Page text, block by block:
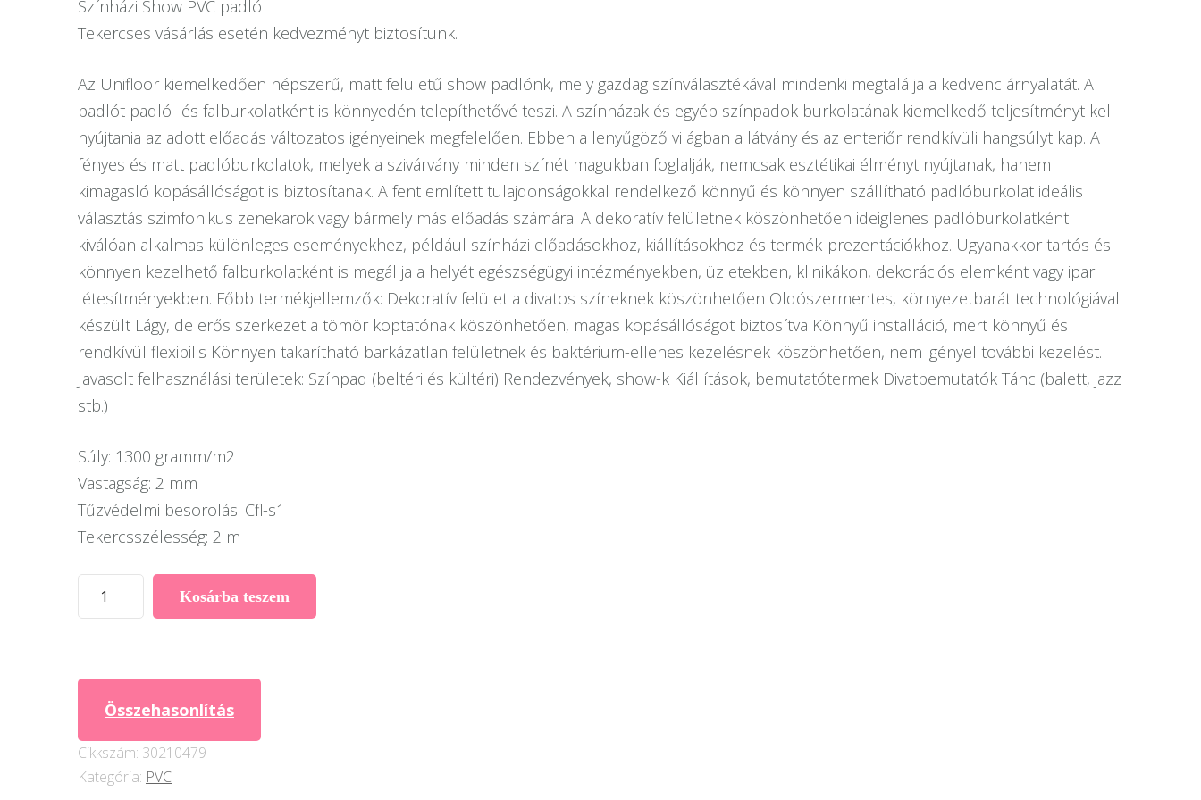
Színházi Show PVC padló
Tekercses vásárlás esetén kedvezményt biztosítunk.
Az Unifloor kiemelkedően népszerű, matt felületű show padlónk, mely gazdag színválasztékával mindenki megtalálja a kedvenc árnyalatát. A
padlót padló- és falburkolatként is könnyedén telepíthetővé teszi. A színházak és egyéb színpadok burkolatának kiemelkedő teljesítményt kell
nyújtania az adott előadás változatos igényeinek megfelelően. Ebben a lenyűgöző világban a látvány és az enteriőr rendkívüli hangsúlyt kap. A
fényes és matt padlóburkolatok, melyek a szivárvány minden színét magukban foglalják, nemcsak esztétikai élményt nyújtanak, hanem
kimagasló kopásállóságot is biztosítanak. A fent említett tulajdonságokkal rendelkező könnyű és könnyen szállítható padlóburkolat ideális
választás szimfonikus zenekarok vagy bármely más előadás számára. A dekoratív felületnek köszönhetően ideiglenes padlóburkolatként
kiválóan alkalmas különleges eseményekhez, például színházi előadásokhoz, kiállításokhoz és termék-prezentációkhoz. Ugyanakkor tartós és
könnyen kezelhető falburkolatként is megállja a helyét egészségügyi intézményekben, üzletekben, klinikákon, dekorációs elemként vagy ipari
létesítményekben. Főbb termékjellemzők: Dekoratív felület a divatos színeknek köszönhetően Oldószermentes, környezetbarát technológiával
készült Lágy, de erős szerkezet a tömör koptatónak köszönhetően, magas kopásállóságot biztosítva Könnyű installáció, mert könnyű és
rendkívül flexibilis Könnyen takarítható barkázatlan felületnek és baktérium-ellenes kezelésnek köszönhetően, nem igényel további kezelést.
Javasolt felhasználási területek: Színpad (beltéri és kültéri) Rendezvények, show-k Kiállítások, bemutatótermek Divatbemutatók Tánc (balett, jazz
stb.)
Súly: 1300 gramm/m2
Vastagság: 2 mm
Tűzvédelmi besorolás: Cfl-s1
Tekercsszélesség: 2 m
Grabo
Unifloor
PVC
Kosárba teszem
Összehasonlítás
Cikkszám: 30210479
Kategória: PVC